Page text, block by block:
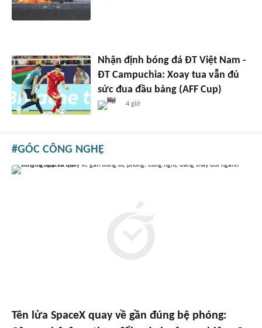
Nhận định bóng đá ĐT Việt Nam -
ĐT Campuchia: Xoay tua vẫn đủ
sức đua đầu bảng (AFF Cup)
4 giờ
GÓC CÔNG NGHỆ
Tên lửa SpaceX quay về gần đúng bệ phóng: